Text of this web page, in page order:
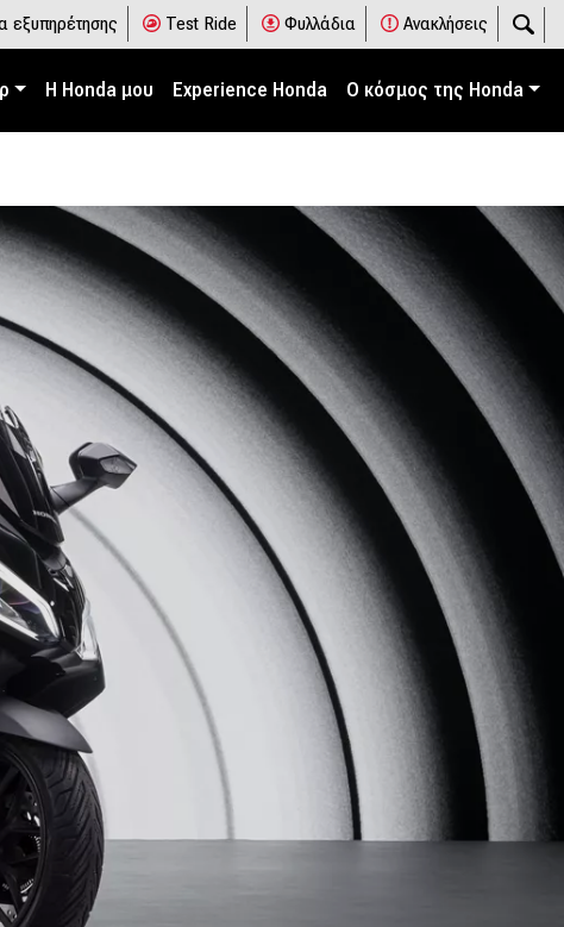
εξυπηρέτησης Test Ride Φυλλάδια Ανακλήσεις
Η Honda μου Experience Honda Ο κόσμος της Honda